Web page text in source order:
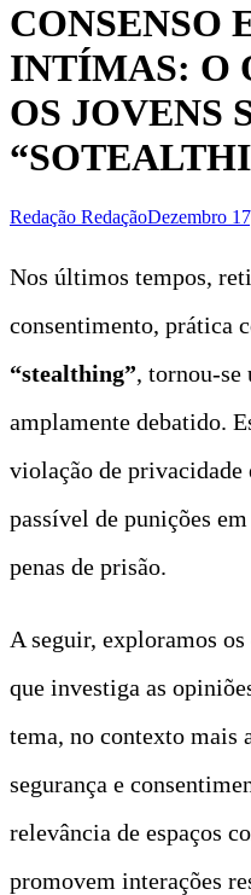
CONSENSO
INTÍMAS: O
OS JOVENS
Redação RedaçãoDezembro
Nos últimos tempos,
consentimento, prática
“stealthing”, tornou-se
amplamente debatido.
violação de privacidade
passível de punições
penas de prisão.
A seguir, exploramos
que investiga as
tema, no contexto mais
segurança e
relevância de espaços
promovem interações